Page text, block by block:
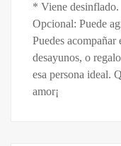
* Viene desinflado.
Opcional: Puede
Puedes
desayunos, o
esa persona ideal.
amor¡
Todavía no hay